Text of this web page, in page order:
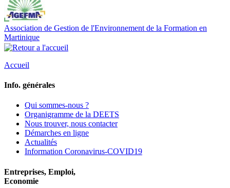
Association de Gestion de l'Environnement de la Formation en
Martinique
Accueil
Info. générales
Qui sommes-nous ?
Organigramme de la DEETS
Nous trouver, nous contacter
Démarches en ligne
Actualités
Information Coronavirus-COVID19
Entreprises, Emploi,
Economie